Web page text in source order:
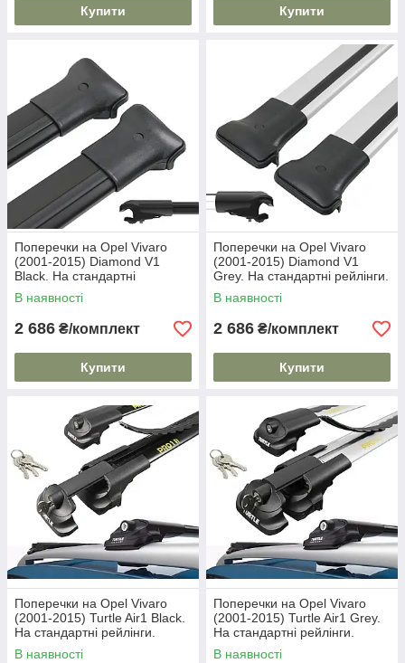
Купити Купити
Поперечки на Opel Vivaro
(2001-2015) Diamond V1
Black. На стандартні
рейлінги. Без замка. Чорні
В наявності
2 686 ₴/комплект
Купити
Поперечки на Opel Vivaro
(2001-2015) Diamond V1
Grey. На стандартні рейлінги.
Без замка. Сірі
В наявності
2 686 ₴/комплект
Купити
Поперечки на Opel Vivaro
(2001-2015) Turtle Air1 Black.
На стандартні рейлінги.
Замок на ключах. Чорні
В наявності
Поперечки на Opel Vivaro
(2001-2015) Turtle Air1 Grey.
На стандартні рейлінги.
Замок на ключах. Сірі
В наявності